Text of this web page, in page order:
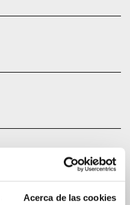
Acerca de las cookies